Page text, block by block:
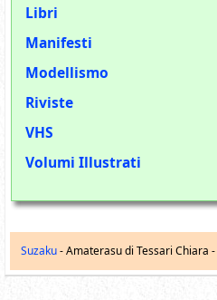
Libri
Manifesti
Modellismo
Riviste
VHS
Volumi Illustrati
Suzaku- Amaterasu di Tessari Chiara -